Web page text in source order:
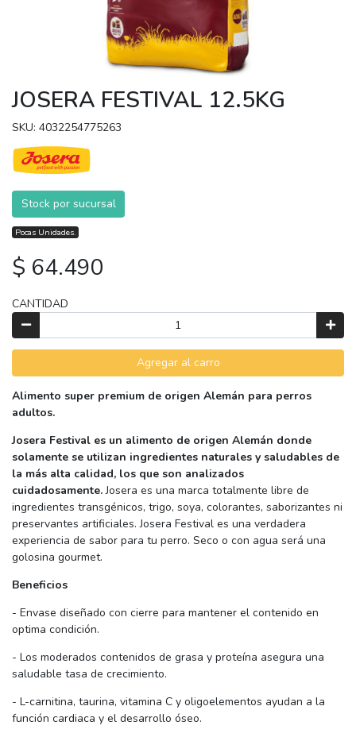
JOSERA FESTIVAL 12.5KG
SKU: 4032254775263
Stock por sucursal
Pocas Unidades.
$ 64.490
CANTIDAD
Agregar al carro
Alimento super premium de origen Alemán para perros
adultos.
Josera Festival es un alimento de origen Alemán donde
solamente se utilizan ingredientes naturales y saludables de
la más alta calidad, los que son analizados
cuidadosamente.Josera es una marca totalmente libre de
ingredientes transgénicos, trigo, soya, colorantes, saborizantes ni
preservantes artificiales. Josera Festival es una verdadera
experiencia de sabor para tu perro. Seco o con agua será una
golosina gourmet.
Beneficios
- Envase diseñado con cierre para mantener el contenido en
optima condición.
- Los moderados contenidos de grasa y proteína asegura una
saludable tasa de crecimiento.
- L-carnitina, taurina, vitamina C y oligoelementos ayudan a la
función cardiaca y el desarrollo óseo.